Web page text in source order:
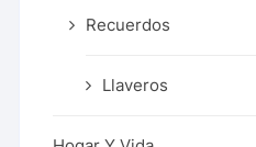
Recuerdos
Llaveros